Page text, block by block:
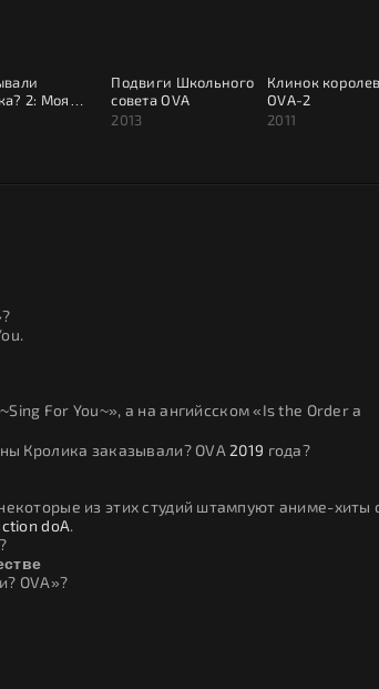
2: Моя
сестра
Подвиги Школьного
совета OVA
2013
Клинок
OVA-2
2011
For You~», а на ангийсском «Is the Order a
Кролика заказывали? OVA 2019 года?
из этих студий штампуют аниме-хиты
doA.
OVA»?